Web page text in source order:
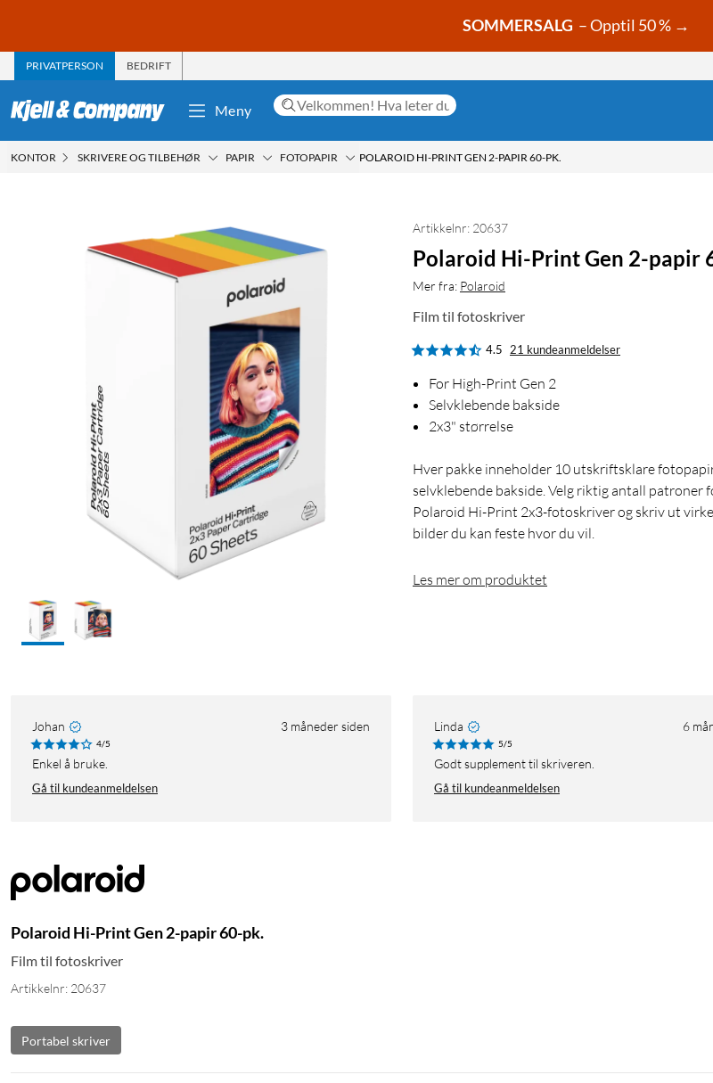
SOMMERSALG – Opptil 50 % →
PRIVATPERSON BEDRIFT
Meny
KONTOR SKRIVERE OG TILBEHØR PAPIR FOTOPAPIR POLAROID HI-PRINT GEN 2-PAPIR 60-PK.
Artikkelnr: 20637
Polaroid Hi-Print Gen 2-papir
Mer fra: Polaroid
Film til fotoskriver
4.5 21 kundeanmeldelser
For High-Print Gen 2
Selvklebende bakside
2x3" størrelse
Hver pakke inneholder 10 utskriftsklare
selvklebende bakside. Velg riktig antall patroner
Polaroid Hi-Print 2x3-fotoskriver og skriv ut
bilder du kan feste hvor du vil.
Les mer om produktet
Johan 3 måneder siden
4/5
Enkel å bruke.
Gå til kundeanmeldelsen
Linda 6
5/5
Godt supplement til skriveren.
Gå til kundeanmeldelsen
Polaroid Hi-Print Gen 2-papir 60-pk.
Film til fotoskriver
Artikkelnr: 20637
Portabel skriver